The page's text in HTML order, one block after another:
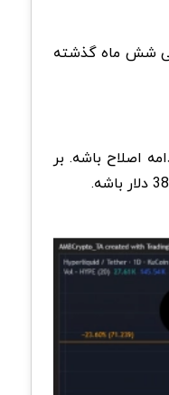
مونده و طی شش ماه گذشته
اصلاح باشه. بر
.